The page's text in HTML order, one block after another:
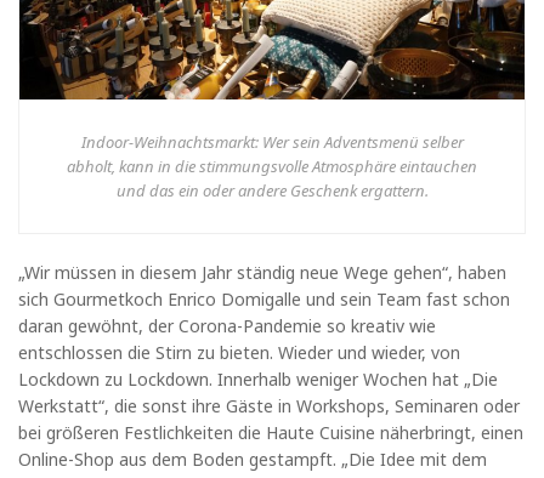
Indoor-Weihnachtsmarkt: Wer sein Adventsmenü selber
abholt, kann in die stimmungsvolle Atmosphäre eintauchen
und das ein oder andere Geschenk ergattern.
„Wir müssen in diesem Jahr ständig neue Wege gehen“, haben
sich Gourmetkoch Enrico Domigalle und sein Team fast schon
daran gewöhnt, der Corona-Pandemie so kreativ wie
entschlossen die Stirn zu bieten. Wieder und wieder, von
Lockdown zu Lockdown. Innerhalb weniger Wochen hat „Die
Werkstatt“, die sonst ihre Gäste in Workshops, Seminaren oder
bei größeren Festlichkeiten die Haute Cuisine näherbringt, einen
Online-Shop aus dem Boden gestampft. „Die Idee mit dem